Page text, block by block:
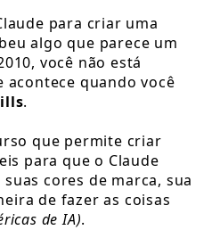
para criar uma
algo que parece um
você não está
acontece quando você
.
que permite criar
para que o Claude
cores de marca, sua
de fazer as coisas
de IA).